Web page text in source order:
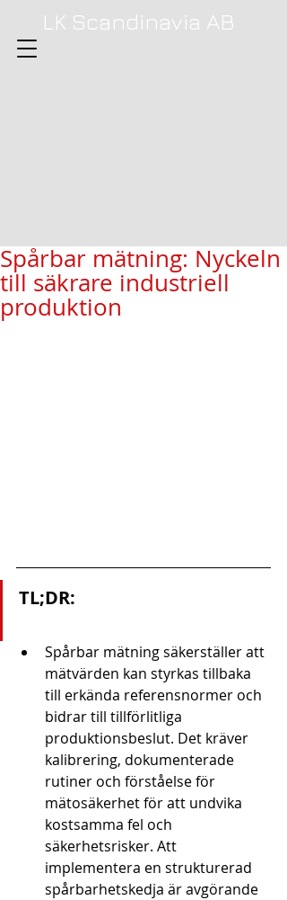
LK Scandinavia AB
Spårbar mätning: Nyckeln
till säkrare industriell
produktion
TL;DR:
Spårbar mätning säkerställer att
mätvärden kan styrkas tillbaka
till erkända referensnormer och
bidrar till tillförlitliga
produktionsbeslut. Det kräver
kalibrering, dokumenterade
rutiner och förståelse för
mätosäkerhet för att undvika
kostsamma fel och
säkerhetsrisker. Att
implementera en strukturerad
spårbarhetskedja är avgörande